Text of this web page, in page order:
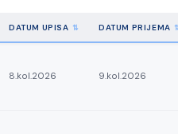
DATUM UPISA DATUM PRIJEMA
8.kol.2026 9.kol.2026